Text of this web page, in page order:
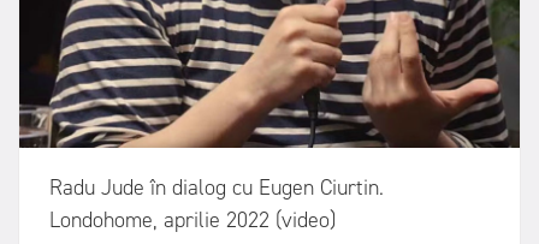
Radu Jude în dialog cu Eugen Ciurtin.
Londohome, aprilie 2022 (video)